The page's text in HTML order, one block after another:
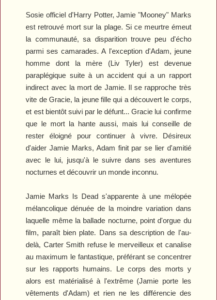
Sosie officiel d'Harry Potter, Jamie "Mooney" Marks
est retrouvé mort sur la plage. Si ce meurtre émeut
la communauté, sa disparition trouve peu d'écho
parmi ses camarades. A l'exception d'Adam, jeune
homme dont la mère (Liv Tyler) est devenue
paraplégique suite à un accident qui a un rapport
indirect avec la mort de Jamie. Il se rapproche très
vite de Gracie, la jeune fille qui a découvert le corps,
et est bientôt suivi par le défunt... Gracie lui confirme
que le mort la hante aussi, mais lui conseille de
rester éloigné pour continuer à vivre. Désireux
d'aider Jamie Marks, Adam finit par se lier d'amitié
avec le lui, jusqu'à le suivre dans ses aventures
nocturnes et découvrir un monde inconnu.
Jamie Marks Is Dead s'apparente à une mélopée
mélancolique dénuée de la moindre variation dans
laquelle même la ballade nocturne, point d'orgue du
film, paraît bien plate. Dans sa description de l'au-
delà, Carter Smith refuse le merveilleux et canalise
au maximum le fantastique, préférant se concentrer
sur les rapports humains. Le corps des morts y
alors est matérialisé à l'extrême (Jamie porte les
vêtements d'Adam) et rien ne les différencie des